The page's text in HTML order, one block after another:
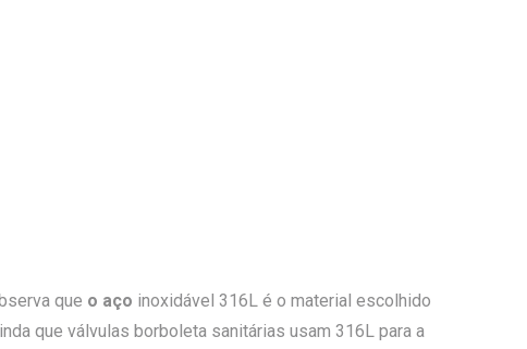
que o aço inoxidável 316L é o material escolhido
que válvulas borboleta sanitárias usam 316L para a